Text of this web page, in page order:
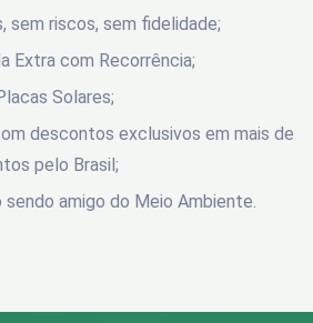
sem riscos, sem fidelidade;
Extra com Recorrência;
Solares;
descontos exclusivos em mais de
pelo Brasil;
sendo amigo do Meio Ambiente.